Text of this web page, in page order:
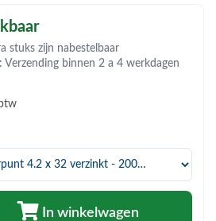
ketels)
stuks zijn nabestelbaar
binnen 2 a 4 werkdagen
In winkelwagen